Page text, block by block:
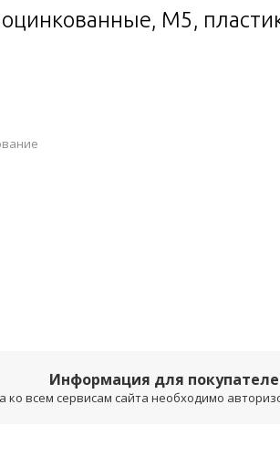
М5,
Информация для
всем сервисам сайта необходимо